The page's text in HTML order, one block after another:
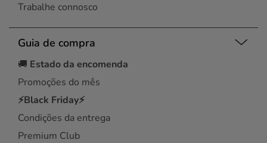
Trabalhe connosco
Guia de compra
🚚 Estado da encomenda
Promoções do mês
⚡Black Friday⚡
Condições da entrega
Premium Club